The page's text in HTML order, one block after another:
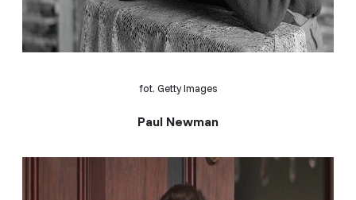
fot. Getty Images
Paul Newman